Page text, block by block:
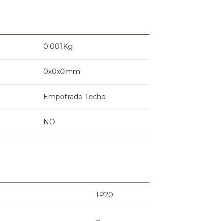
0.001Kg
0x0x0mm
Empotrado Techo
NO
IP20